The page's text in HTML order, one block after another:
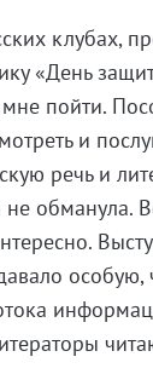
клубах,
«День
пойти.
и
речь и
не обманула.